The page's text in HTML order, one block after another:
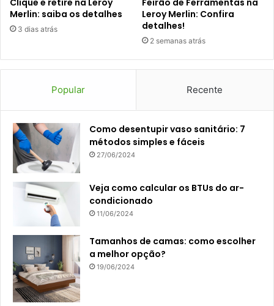
Merlin: saiba os detalhes
3 dias atrás
Leroy Merlin: Confira
detalhes!
2 semanas atrás
Popular Recente
Como desentupir vaso sanitário: 7
métodos simples e fáceis
27/06/2024
Veja como calcular os BTUs do ar-
condicionado
11/06/2024
Tamanhos de camas: como escolher
a melhor opção?
19/06/2024